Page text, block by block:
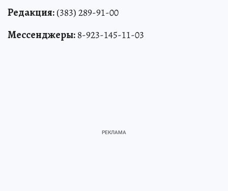
Редакция:(383) 289-91-00
Мессенджеры:8-923-145-11-03